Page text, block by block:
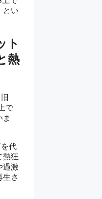
とい
ト
熱
で
代
熱狂
過激
生さ